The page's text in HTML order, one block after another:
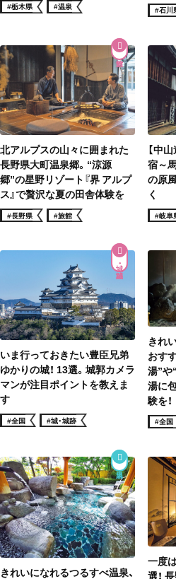
#栃木県 #温泉 #石川
北アルプスの山々に囲まれた
長野県大町温泉郷。“涼源
郷”の星野リゾート『界 アルプ
ス』で贅沢な夏の田舎体験を
#長野県 #旅館
【中
宿～
の原
く
#岐阜
城・城跡
いま行っておきたい豊臣兄弟
ゆかりの城！ 13選。城郭カメラ
マンが注目ポイントを教えま
す
#全国 #城・城跡
きれ
おす
湯”や
湯に
験を！
#全国
きれいになれるつるすべ温泉、
一度
選！